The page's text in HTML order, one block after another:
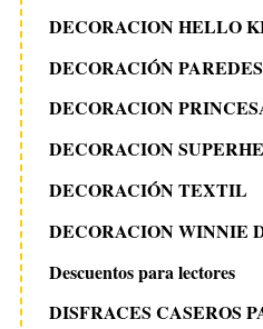
DECORACION HELLO
DECORACIÓN PAREDES
DECORACION
DECORACION
DECORACIÓN TEXTIL
DECORACION WINNIE
Descuentos para lectores
DISFRACES CASEROS